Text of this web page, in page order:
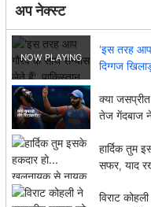
अप नेक्स्ट
'इस तरह आप
दिग्गज
क्या
तेज गेंदबाज
हार्दिक तुम
सफर, याद
विराट